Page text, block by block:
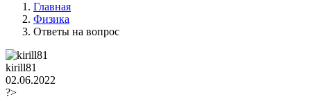
Главная
Физика
Ответы на вопрос
kirill81
02.06.2022
?>